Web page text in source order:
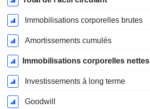
Immobilisations corporelles brutes
Amortissements cumulés
Immobilisations corporelles nettes
Investissements à long terme
Goodwill